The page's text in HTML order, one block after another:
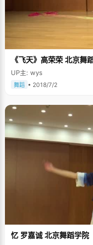
《飞天》高荣荣 北京舞
UP主: wys
舞蹈 • 2018/7/2
忆 罗嘉诚 北京舞蹈学院